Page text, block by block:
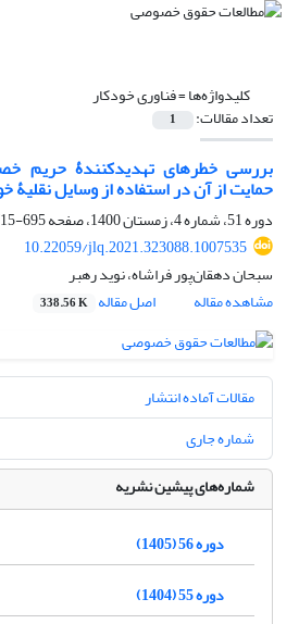
کلیدواژه‌ها =فناوری خودکار
تعداد مقالات: 1
بررسی خطرهای تهدیدکنندۀ حریم
حمایت از آن در استفاده از وسایل نقلیۀ
دوره 51، شماره 4، زمستان 1400، صفحه
695-715
10.22059/jlq.2021.323088.1007535
سبحان دهقان‌پور فراشاه، نوید رهبر
مشاهده مقاله
اصل مقاله 338.56 K
مقالات آماده انتشار
شماره جاری
شماره‌های پیشین نشریه
دوره 56 (1405)
دوره 55 (1404)